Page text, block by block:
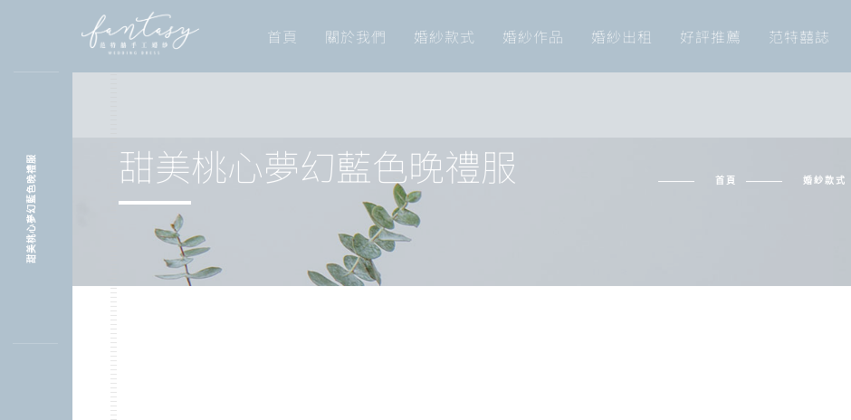
首頁 關於我們 婚紗款式 婚紗作品 婚紗出租 好評推薦 范特囍誌
甜美桃心夢幻藍色晚禮服 首頁 婚紗款式
甜美桃心夢幻藍色晚禮服